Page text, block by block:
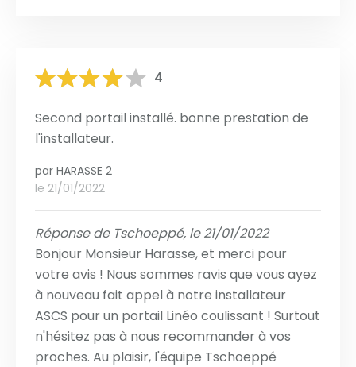
4
Second portail installé. bonne prestation de
l'installateur.
par HARASSE 2
le 21/01/2022
Réponse de Tschoeppé, le 21/01/2022
Bonjour Monsieur Harasse, et merci pour
votre avis ! Nous sommes ravis que vous ayez
à nouveau fait appel à notre installateur
ASCS pour un portail Linéo coulissant ! Surtout
n'hésitez pas à nous recommander à vos
proches. Au plaisir, l'équipe Tschoeppé